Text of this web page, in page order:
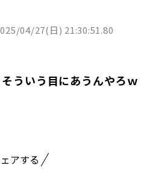
04/27(日) 21:30:51.80
ういう目にあうんやろｗ
アする